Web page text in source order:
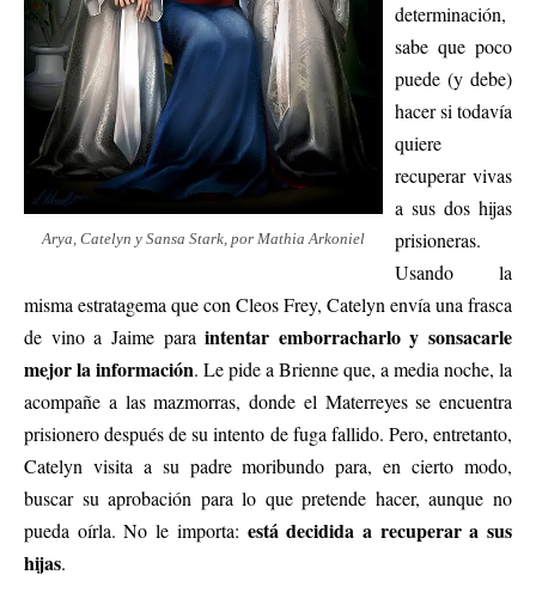
Arya, Catelyn y Sansa Stark, por Mathia Arkoniel
determinación,
sabe que poco
puede (y debe)
hacer si todavía
quiere
recuperar vivas
a sus dos hijas
prisioneras.
Usando la
misma estratagema que con Cleos Frey, Catelyn envía una frasca
de vino a Jaime paraintentar emborracharlo y sonsacarle
mejor la información. Le pide a Brienne que, a media noche, la
acompañe a las mazmorras, donde el Materreyes se encuentra
prisionero después de su intento de fuga fallido. Pero, entretanto,
Catelyn visita a su padre moribundo para, en cierto modo,
buscar su aprobación para lo que pretende hacer, aunque no
pueda oírla. No le importa: está decidida a recuperar a sus
hijas.